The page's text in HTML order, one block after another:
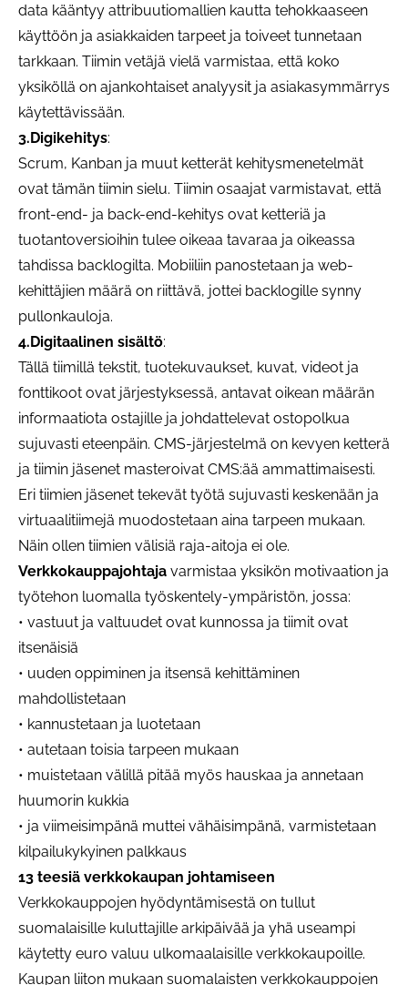
data kääntyy attribuutiomallien kautta tehokkaaseen
käyttöön ja asiakkaiden tarpeet ja toiveet tunnetaan
tarkkaan. Tiimin vetäjä vielä varmistaa, että koko
yksiköllä on ajankohtaiset analyysit ja asiakasymmärrys
käytettävissään.
3.Digikehitys:
Scrum, Kanban ja muut ketterät kehitysmenetelmät
ovat tämän tiimin sielu. Tiimin osaajat varmistavat, että
front-end- ja back-end-kehitys ovat ketteriä ja
tuotantoversioihin tulee oikeaa tavaraa ja oikeassa
tahdissa backlogilta. Mobiiliin panostetaan ja web-
kehittäjien määrä on riittävä, jottei backlogille synny
pullonkauloja.
4.Digitaalinen sisältö:
Tällä tiimillä tekstit, tuotekuvaukset, kuvat, videot ja
fonttikoot ovat järjestyksessä, antavat oikean määrän
informaatiota ostajille ja johdattelevat ostopolkua
sujuvasti eteenpäin. CMS-järjestelmä on kevyen ketterä
ja tiimin jäsenet masteroivat CMS:ää ammattimaisesti.
Eri tiimien jäsenet tekevät työtä sujuvasti keskenään ja
virtuaalitiimejä muodostetaan aina tarpeen mukaan.
Näin ollen tiimien välisiä raja-aitoja ei ole.
Verkkokauppajohtaja varmistaa yksikön motivaation ja
työtehon luomalla työskentely-ympäristön, jossa:
• vastuut ja valtuudet ovat kunnossa ja tiimit ovat
itsenäisiä
• uuden oppiminen ja itsensä kehittäminen
mahdollistetaan
• kannustetaan ja luotetaan
• autetaan toisia tarpeen mukaan
• muistetaan välillä pitää myös hauskaa ja annetaan
huumorin kukkia
• ja viimeisimpänä muttei vähäisimpänä, varmistetaan
kilpailukykyinen palkkaus
13 teesiä verkkokaupan johtamiseen
Verkkokauppojen hyödyntämisestä on tullut
suomalaisille kuluttajille arkipäivää ja yhä useampi
käytetty euro valuu ulkomaalaisille verkkokaupoille.
Kaupan liiton mukaan suomalaisten verkkokauppojen